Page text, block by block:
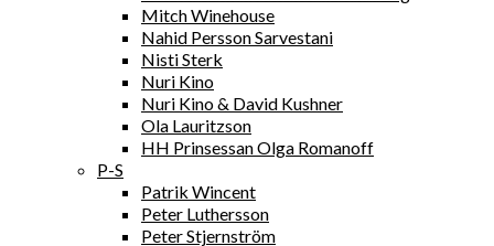
Mitch Winehouse
Nahid Persson Sarvestani
Nisti Sterk
Nuri Kino
Nuri Kino & David Kushner
Ola Lauritzson
HH Prinsessan Olga Romanoff
P-S
Patrik Wincent
Peter Luthersson
Peter Stjernström